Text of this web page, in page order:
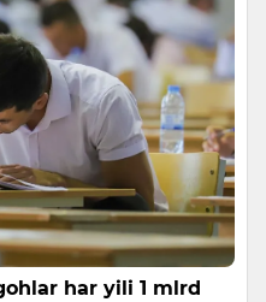
har yili 1 mlrd